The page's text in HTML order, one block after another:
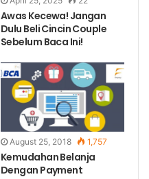
Awas Kecewa! Jangan
Dulu Beli Cincin Couple
Sebelum Baca Ini!
August 25, 2018 1,757
Kemudahan Belanja
Dengan Payment​ ​